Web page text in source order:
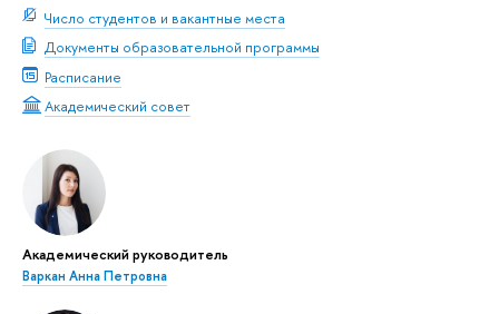
Число студентов и вакантные места
Документы образовательной программы
Расписание
Академический совет
Академический руководитель
Варкан Анна Петровна